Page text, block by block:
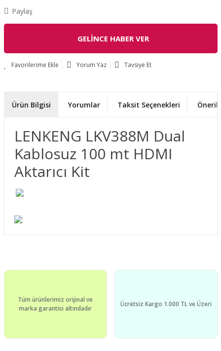
Paylaş
GELİNCE HABER VER
Yorum Yaz Tavsiye Et
Ürün Bilgisi Yorumlar Taksit Seçenekleri
LENKENG LKV388M Dual
Kablosuz 100 mt HDMI
Aktarıcı Kit
Görüş ve önerileriniz için teşekkür ederiz.
Ürün resmi kalitesiz, bozuk veya görüntülenemiyor.
Tüm ürünlerimiz orijinal ve
marka garantisi altındadır
Ücretsiz Kargo 1.000 TL ve Üzeri